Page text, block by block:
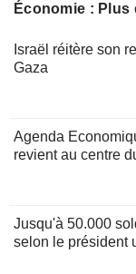
Économie :
Israël réitère son
Gaza
Agenda
revient au centre
Jusqu'à 50.000
selon le président